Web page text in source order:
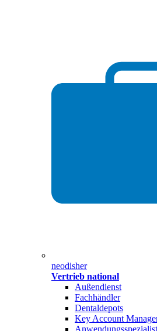
neodisher
Vertrieb national
Außendienst
Fachhändler
Dentaldepots
Key Account